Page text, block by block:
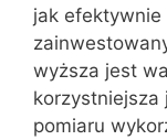
jak
wyższa jest
korzystniejsza
pomiaru